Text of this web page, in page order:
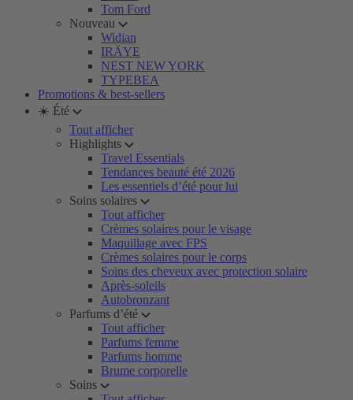
Tom Ford
Nouveau
Widian
IRÄYE
NEST NEW YORK
TYPEBEA
Promotions & best-sellers
☀️ Été
Tout afficher
Highlights
Travel Essentials
Tendances beauté été 2026
Les essentiels d’été pour lui
Soins solaires
Tout afficher
Crèmes solaires pour le visage
Maquillage avec FPS
Crèmes solaires pour le corps
Soins des cheveux avec protection solaire
Après-soleils
Autobronzant
Parfums d’été
Tout afficher
Parfums femme
Parfums homme
Brume corporelle
Soins